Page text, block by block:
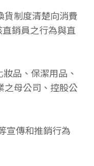
貨制度清楚向消費
銷員之行為與直
品、保潔用品、
之母公司、控股公
宣傳和推銷行為